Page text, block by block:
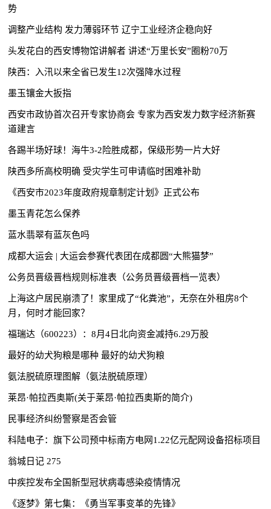
势
调整产业结构 发力薄弱环节 辽宁工业经济企稳向好
头发花白的西安博物馆讲解者 讲述“万里长安”圈粉70万
陕西：入汛以来全省已发生12次强降水过程
墨玉镶金大扳指
西安市政协首次召开专家协商会 专家为西安发力数字经济新赛
道建言
各踢半场好球！海牛3-2险胜成都，保级形势一片大好
陕西多所高校明确 受灾学生可申请临时困难补助
《西安市2023年度政府规章制定计划》正式公布
墨玉青花怎么保养
蓝水翡翠有蓝灰色吗
成都大运会 | 大运会参赛代表团在成都圆“大熊猫梦”
公务员晋级晋档规则标准表（公务员晋级晋档一览表）
上海这户居民崩溃了！家里成了“化粪池”，无奈在外租房8个
月，何时才能回家？
福瑞达（600223）：8月4日北向资金减持6.29万股
最好的幼犬狗粮是哪种 最好的幼犬狗粮
氨法脱硫原理图解（氨法脱硫原理）
莱昂·帕拉西奥斯(关于莱昂·帕拉西奥斯的简介)
民事经济纠纷警察是否会管
科陆电子：旗下公司预中标南方电网1.22亿元配网设备招标项目
翁城日记 275
中疾控发布全国新型冠状病毒感染疫情情况
《逐梦》第七集：《勇当军事变革的先锋》